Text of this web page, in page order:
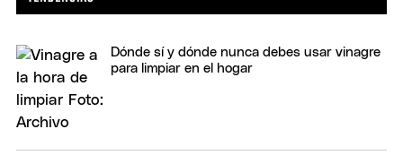
Dónde sí y dónde nunca debes usar vinagre
para limpiar en el hogar